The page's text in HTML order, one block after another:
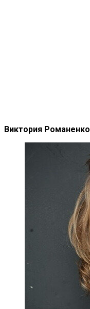
Виктория Романенко